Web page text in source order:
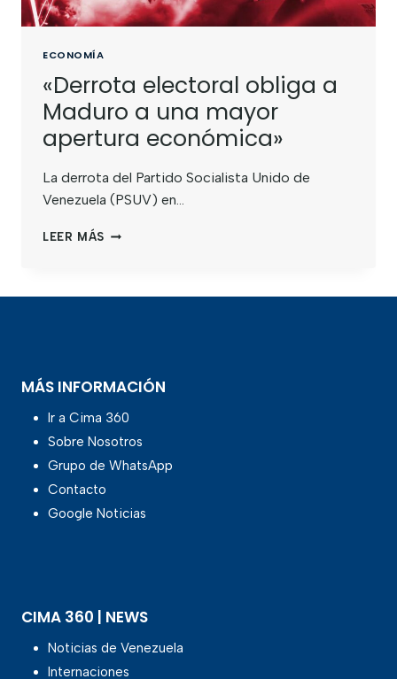
ECONOMÍA
«Derrota electoral obliga a
Maduro a una mayor
apertura económica»
La derrota del Partido Socialista Unido de
Venezuela (PSUV) en…
LEER MÁS
MÁS INFORMACIÓN
Ir a Cima 360
Sobre Nosotros
Grupo de WhatsApp
Contacto
Google Noticias
CIMA 360 | NEWS
Noticias de Venezuela
Internaciones